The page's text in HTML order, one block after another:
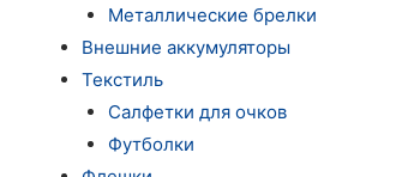
Металлические брелки
Внешние аккумуляторы
Текстиль
Салфетки для очков
Футболки